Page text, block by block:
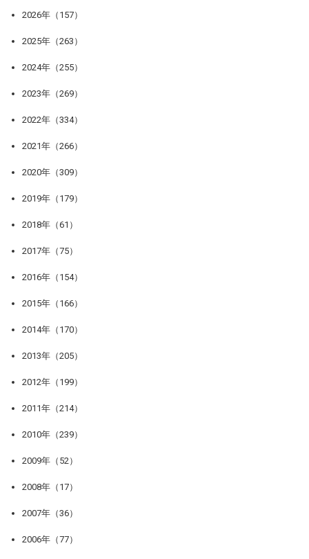
2026年（157）
2025年（263）
2024年（255）
2023年（269）
2022年（334）
2021年（266）
2020年（309）
2019年（179）
2018年（61）
2017年（75）
2016年（154）
2015年（166）
2014年（170）
2013年（205）
2012年（199）
2011年（214）
2010年（239）
2009年（52）
2008年（17）
2007年（36）
2006年（77）